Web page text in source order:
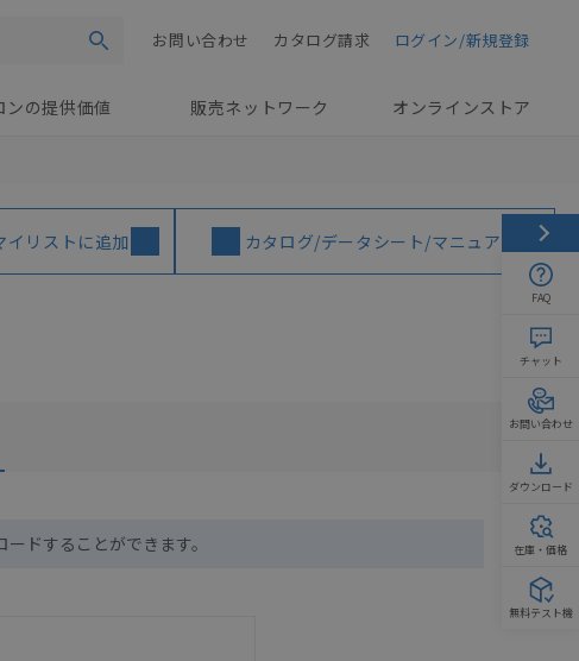
検索 ログイン/新規登録
カタログ請求
お問い合わせ
ンの提供価値 販売ネットワーク オンラインストア
イリストに追加 カタログ/データシート/マニュアル
ドすることができます。
FAQ
チャット
お問い合わせ
ダウンロード
在庫・価格
無料テスト機